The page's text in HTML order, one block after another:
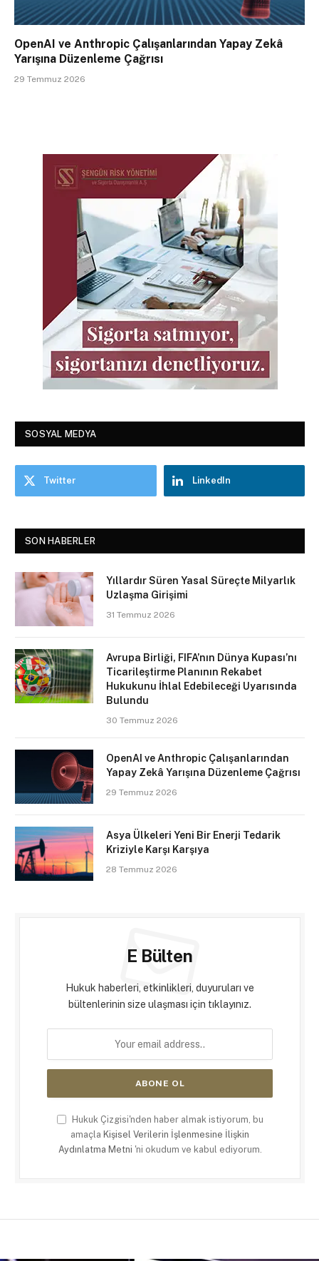
OpenAI ve Anthropic Çalışanlarından Yapay Zekâ
Yarışına Düzenleme Çağrısı
29 Temmuz 2026
SOSYAL MEDYA
Twitter LinkedIn
SON HABERLER
Yıllardır Süren Yasal Süreçte Milyarlık
Uzlaşma Girişimi
31 Temmuz 2026
Avrupa Birliği, FIFA’nın Dünya Kupası’nı
Ticarileştirme Planının Rekabet
Hukukunu İhlal Edebileceği Uyarısında
Bulundu
30 Temmuz 2026
OpenAI ve Anthropic Çalışanlarından
Yapay Zekâ Yarışına Düzenleme Çağrısı
29 Temmuz 2026
Asya Ülkeleri Yeni Bir Enerji Tedarik
Kriziyle Karşı Karşıya
28 Temmuz 2026
E Bülten
Hukuk haberleri, etkinlikleri, duyuruları ve
bültenlerinin size ulaşması için tıklayınız.
Hukuk Çizgisi'nden haber almak istiyorum, bu
amaçla Kişisel Verilerin İşlenmesine İlişkin
Aydınlatma Metni 'ni okudum ve kabul ediyorum.